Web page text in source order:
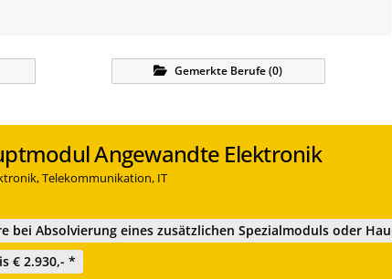
Gemerkte Berufe(0)
Angewandte Elektronik
Telekommunikation, IT
bei Absolvierung eines zusätzlichen Spezialmoduls oder
€ 2.930,- *